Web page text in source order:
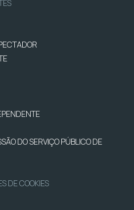
DO SERVIÇO PÚBLICO DE
DE COOKIES